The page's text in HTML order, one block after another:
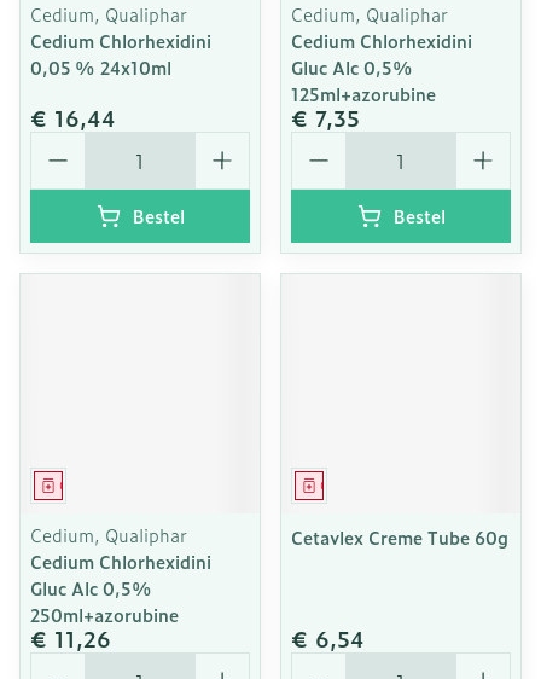
Cedium, Qualiphar
Cedium Chlorhexidini
0,05 % 24x10ml
€ 16,44
Aantal
Bestel
Cedium, Qualiphar
Cedium Chlorhexidini
Gluc Alc 0,5%
125ml+azorubine
€ 7,35
Aantal
Bestel
Geneesmiddel
Cedium, Qualiphar
Cedium Chlorhexidini
Gluc Alc 0,5%
250ml+azorubine
€ 11,26
Aantal
Geneesmiddel
Cetavlex Creme Tube 60g
€ 6,54
Aantal